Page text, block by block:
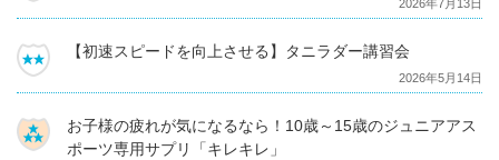
2026年7月13日
【初速スピードを向上させる】タニラダー講習会
2026年5月14日
お子様の疲れが気になるなら！10歳～15歳のジュニアアス
ポーツ専用サプリ「キレキレ」